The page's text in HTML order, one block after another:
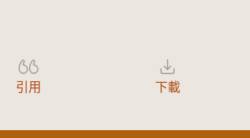
引用 下載